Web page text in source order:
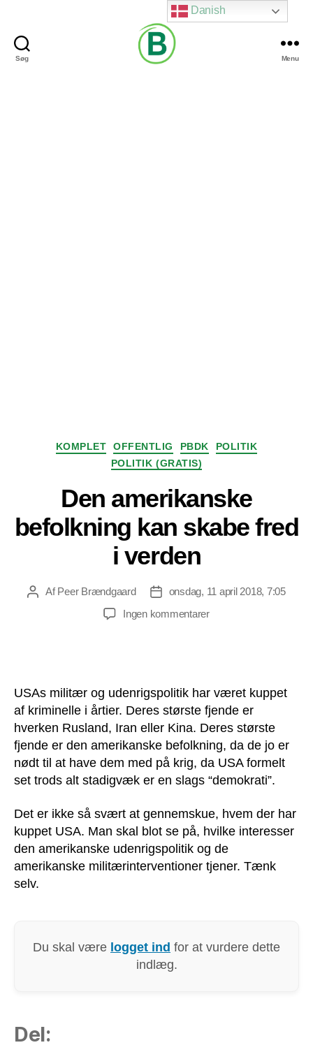
Søg Menu
Kategorier
KOMPLET OFFENTLIG PBDK
POLITIK
POLITIK (GRATIS)
Den amerikanske
befolkning kan skabe fred
i verden
Indlægsforfatter
AfPeer Brændgaard Indlægsdato
onsdag, 11 april 2018, 7:05
Ingen kommentarertil
skabe
fred
i
verden
USAs militær og udenrigspolitik har været kuppet
af kriminelle i årtier. Deres største fjende er
hverken Rusland, Iran eller Kina. Deres største
fjende er den amerikanske befolkning, da de jo er
nødt til at have dem med på krig, da USA formelt
set trods alt stadigvæk er en slags “demokrati”.
Det er ikke så svært at gennemskue, hvem der har
kuppet USA. Man skal blot se på, hvilke interesser
den amerikanske udenrigspolitik og de
amerikanske militærinterventioner tjener. Tænk
selv.
Du skal være logget ind for at vurdere dette
indlæg.
Del:
Danish